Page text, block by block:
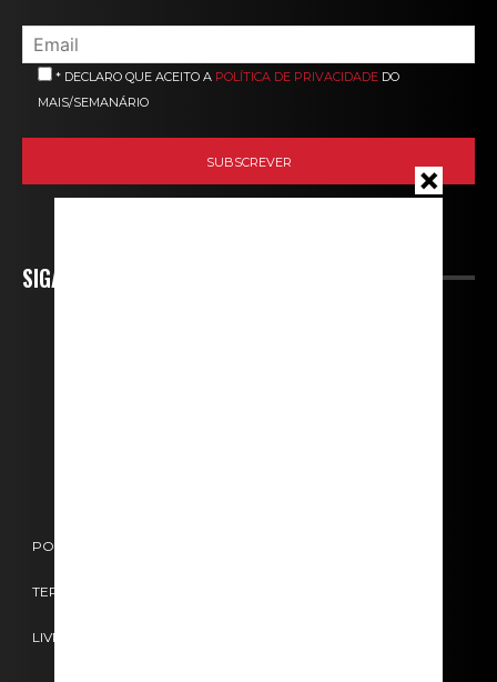
* DECLARO QUE ACEITO A POLÍTICA DE PRIVACIDADE DO
MAIS/SEMANÁRIO
SIGA-NOS
POLÍTICA DE COOKIES
TERMOS E CONDIÇÕES
LIVRO DE RECLAMAÇÕES